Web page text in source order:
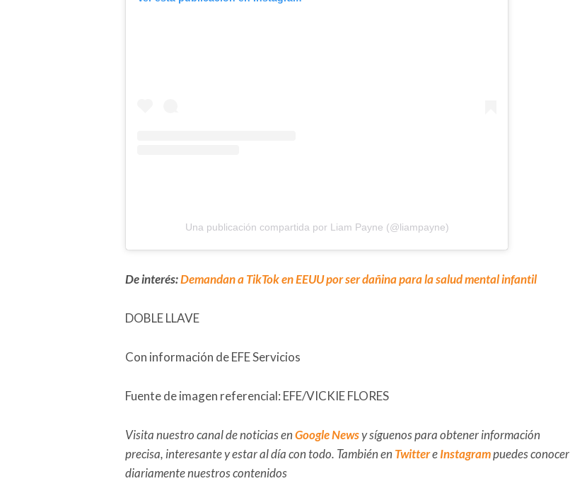
Una publicación compartida por Liam Payne (@liampayne)
De interés:Demandan a TikTok en EEUU por ser dañina para la salud mental infantil
DOBLE LLAVE
Con información de EFE Servicios
Fuente de imagen referencial: EFE/VICKIE FLORES
Visita nuestro canal de noticias enGoogle Newsy síguenos para obtener información
precisa, interesante y estar al día con todo. También en TwittereInstagrampuedes conocer
diariamente nuestros contenidos